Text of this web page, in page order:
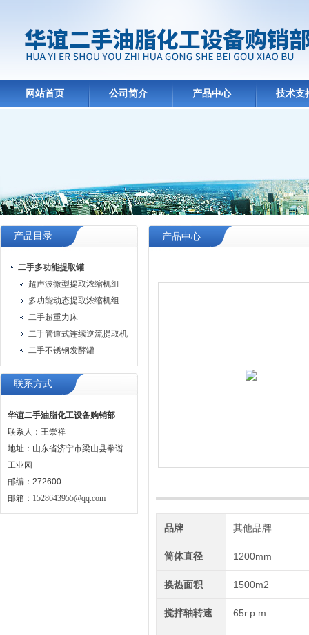
网站首页 公司简介 产品中心 技术支
产品目录
二手多功能提取罐
超声波微型提取浓缩机组
多功能动态提取浓缩机组
二手超重力床
二手管道式连续逆流提取机
二手不锈钢发酵罐
联系方式
华谊二手油脂化工设备购销部
联系人：王崇祥
地址：山东省济宁市梁山县拳谱
工业园
邮编：272600
邮箱： 1528643955@qq.com
产品中心
品牌 其他品牌
筒体直径 1200mm
换热面积 1500m2
搅拌轴转速 65r.p.m